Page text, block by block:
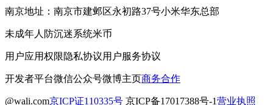
南京地址：南京市建邺区永初路37号小米华东总部
未成年人防沉迷系统米币
用户应用权限隐私协议用户服务协议
开发者平台微信公众号微博主页商务合作
@wali.com京ICP证110335号 京ICP备17017388号-1营业执照